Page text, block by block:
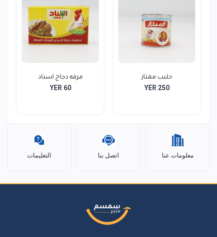
حليب ممتاز
YER 250
مرقه دجاج اسناد
YER 60
معلومات عنا اتصل بنا التعليمات